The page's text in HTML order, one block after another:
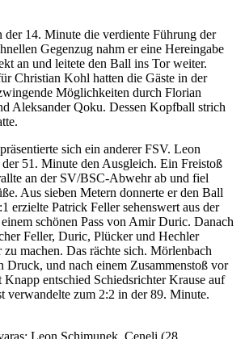
14. Minute die verdiente Führung der
Gegenzug nahm er eine Hereingabe
an und leitete den Ball ins Tor weiter.
Christian Kohl hatten die Gäste in der
Möglichkeiten durch Florian
Aleksander Qoku. Dessen Kopfball strich
sich ein anderer FSV. Leon
51. Minute den Ausgleich. Ein Freistoß
an der SV/BSC-Abwehr ab und fiel
Aus sieben Metern donnerte er den Ball
erzielte Patrick Feller sehenswert aus der
schönen Pass von Amir Duric. Danach
Feller, Duric, Plücker und Hechler
machen. Das rächte sich. Mörlenbach
Druck, und nach einem Zusammenstoß vor
entschied Schiedsrichter Krause auf
verwandelte zum 2:2 in der 89. Minute.
Leon Schimunek, Ceneli (28.